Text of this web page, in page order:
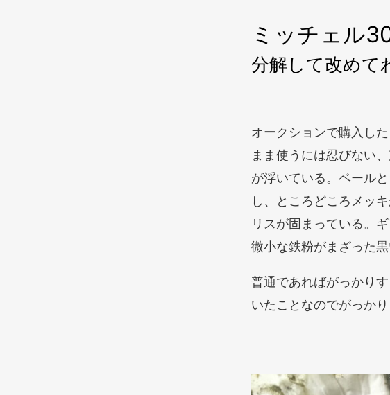
ミッチェル
分解して改めて
オークションで購入し
まま使うには忍びない
が浮いている。ベール
し、ところどころメッ
リスが固まっている。
微小な鉄粉がまざった
普通であればがっかり
いたことなのでがっか